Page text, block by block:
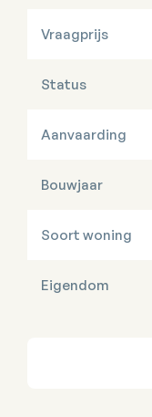
Vraagprijs
Status
Aanvaarding
Bouwjaar
Soort woning
Eigendom